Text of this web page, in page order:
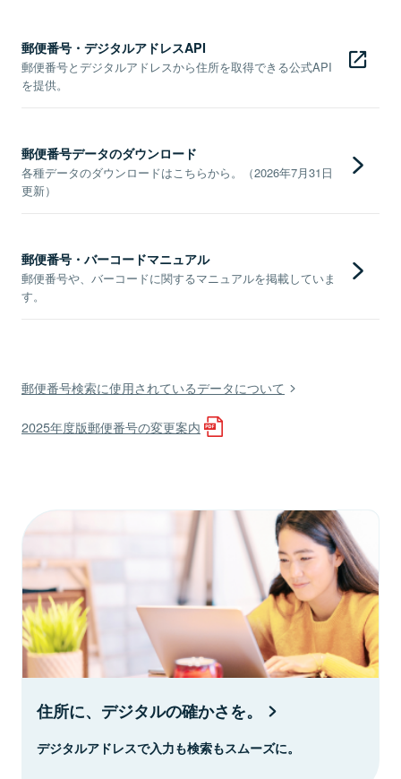
郵便番号・デジタルアドレスAPI
郵便番号とデジタルアドレスから住所を取得できる公式API
を提供。
郵便番号データのダウンロード
各種データのダウンロードはこちらから。（2026年7月31日
更新）
郵便番号・バーコードマニュアル
郵便番号や、バーコードに関するマニュアルを掲載していま
す。
郵便番号検索に使用されているデータについて
2025年度版郵便番号の変更案内
住所に、デジタルの確かさを。
デジタルアドレスで入力も検索もスムーズに。